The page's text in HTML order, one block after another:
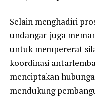
Selain menghadiri
undangan juga
untuk mempererat
koordinasi
menciptakan
mendukung